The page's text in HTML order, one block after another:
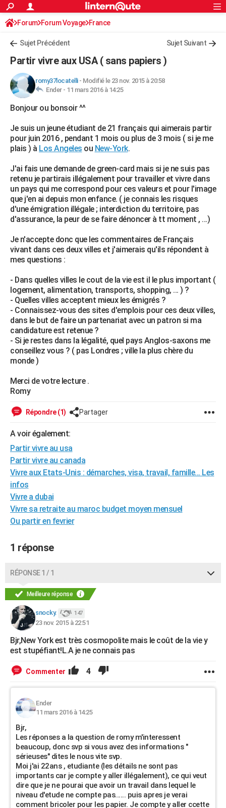
ACTUALITÉS
Politique
Société
Faits Divers
Education
Monde
Villes
+
FINANCE
Retraite
Impôts
Epargne
Immobilier
Risques naturels par ville
Banque
Assurance
Crédit
AUTO
Essais
Réserver un essai
Citadines
Berlines
SUV
Forum auto
+HIGH-TECH
Mobiles
Meilleur smartphone
Internet
Ordinateurs
Jeux vidéo
Guide high-tech
+BRICOLAGE
Forum
Aménagement intérieur
Extérieur
Cuisine
Salle de bains
Jardinage
Rangement
Guides de France
Escapades
Patrimoine
Expositions
Musées
Week-end nature
LIFESTYLE
Art de vivre
Bien-être
Loisirs
Modes de vie
SANTE
Alimentation
Guide de la santé
Maladies
Médicaments
Sommeil
VOYAGE
Destinations
City break
Voyage nature
Voyage de noces
Forum
Climat
PHOTO
GUIDES D'ACHAT
BONS PLANS
CARTE DE VOEUX
Carte de Noël
Carte Bonne année
Carte Saint-Valentin
Carte Pâques
Carte d'anniversaire
DICTIONNAIRE
Dictionnaire
Biographies
Citations
Expressions
Proverbes
PROGRAMME TV
COPAINS D'AVANT
S'inscrire
Se connecter
Lycées
Collèges
Primaires
Universités
Entreprises
Service militaire
Avis de recherche
AVIS DE DÉCÈS
S'inscrire
Connexion
Forum Forum Voyage France
Sujet Précédent Sujet Suivant
Partir vivre aux USA ( sans papiers )
romy37locatelli- Modifié le 23 nov. 2015 à 20:58
Ender - 11 mars 2016 à 14:25
Bonjour ou bonsoir ^^
Je suis un jeune étudiant de 21 français qui aimerais partir
pour juin 2016 , pendant 1 mois ou plus de 3 mois ( si je me
plais ) à Los Angeles ou New-York.
J'ai fais une demande de green-card mais si je ne suis pas
retenu je partirais illégalement pour travailler et vivre dans
un pays qui me correspond pour ces valeurs et pour l'image
que j'en ai depuis mon enfance. ( je connais les risques
d'une émigration illégale ; interdiction du territoire, pas
d'assurance, la peur de se faire dénoncer à tt moment , ...)
Je n'accepte donc que les commentaires de Français
vivant dans ces deux villes et j'aimerais qu'ils répondent à
mes questions :
- Dans quelles villes le cout de la vie est il le plus important (
logement, alimentation, transports, shopping, ... ) ?
- Quelles villes acceptent mieux les émigrés ?
- Connaissez-vous des sites d'emplois pour ces deux villes,
dans le but de faire un partenariat avec un patron si ma
candidature est retenue ?
- Si je restes dans la légalité, quel pays Anglos-saxons me
conseillez vous ? ( pas Londres ; ville la plus chère du
monde )
Merci de votre lecture .
Romy
Répondre (1) Partager
A voir également:
Partir vivre au usa
Partir vivre au canada
Vivre aux Etats-Unis : démarches, visa, travail, famille... Les
infos
Vivre a dubai
Vivre sa retraite au maroc budget moyen mensuel
Ou partir en fevrier
1 réponse
RÉPONSE 1 / 1
Meilleure réponse
snocky. 147
23 nov. 2015 à 22:51
Bjr,New York est très cosmopolite mais le coût de la vie y
est stupéfiant!L.A je ne connais pas
Commenter 4
Ender
11 mars 2016 à 14:25
Bjr,
Les réponses a la question de romy m'interessent
beaucoup, donc svp si vous avez des informations "
sérieuses" dites le nous vite svp.
Moi j'ai 22ans , etudiante (les détails ne sont pas
importants car je compte y aller illégalement), ce qui veut
dire que je ne pourai que avoir un travail dans lequel le
niveau d'etude ne compte pas...... puis apres je verai
comment bricoler pour les papier. Je compte y aller ccette